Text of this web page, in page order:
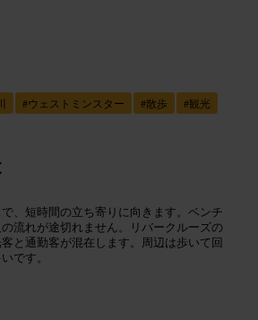
#ウェストミンスター #散歩 #観光
、短時間の立ち寄りに向きます。ベンチ
流れが途切れません。リバークルーズの
と通勤客が混在します。周辺は歩いて回
です。